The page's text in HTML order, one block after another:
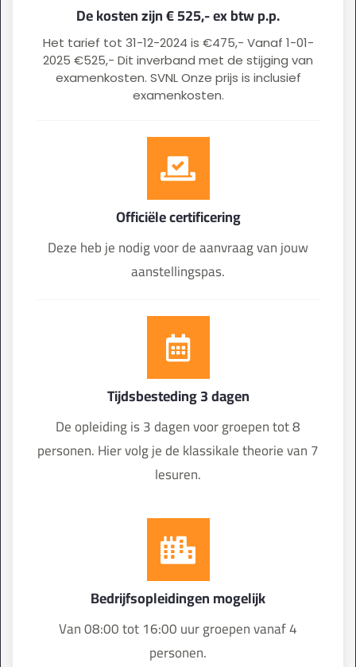
De kosten zijn € 525,- ex btw p.p.
Het tarief tot 31-12-2024 is €475,- Vanaf 1-01-
2025 €525,- Dit inverband met de stijging van
examenkosten. SVNL Onze prijs is inclusief
examenkosten.
Officiële certificering
Deze heb je nodig voor de aanvraag van jouw
aanstellingspas.
Tijdsbesteding 3 dagen
De opleiding is 3 dagen voor groepen tot 8
personen. Hier volg je de klassikale theorie van 7
lesuren.
Bedrijfsopleidingen mogelijk
Van 08:00 tot 16:00 uur groepen vanaf 4
personen.